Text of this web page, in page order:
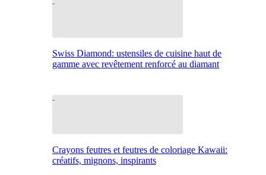
Swiss Diamond: ustensiles de cuisine haut de
gamme avec revêtement renforcé au diamant
Crayons feutres et feutres de coloriage Kawaii:
créatifs, mignons, inspirants